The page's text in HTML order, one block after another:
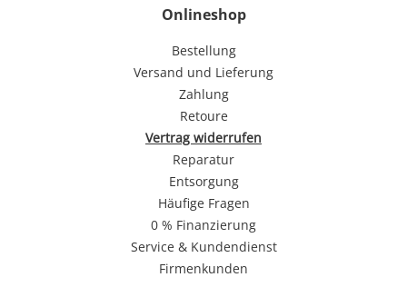
Onlineshop
Bestellung
Versand und Lieferung
Zahlung
Retoure
Vertrag widerrufen
Reparatur
Entsorgung
Häufige Fragen
0 % Finanzierung
Service & Kundendienst
Firmenkunden